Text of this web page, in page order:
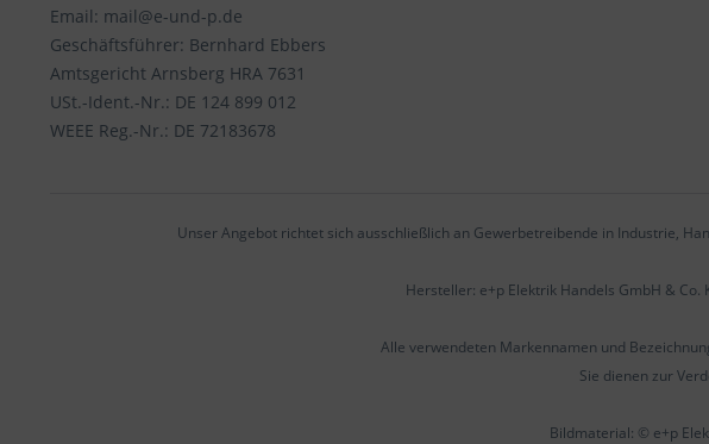
Email: mail@e-und-p.de
Geschäftsführer: Bernhard Ebbers
Amtsgericht Arnsberg HRA 7631
USt.-Ident.-Nr.: DE 124 899 012
WEEE Reg.-Nr.: DE 72183678
Unser Angebot richtet sich ausschließlich an Gewerbetreibende in Industrie,
Hersteller: e+p Elektrik Handels GmbH &
Alle verwendeten Markennamen und
Sie dienen zur
Bildmaterial: © e+p